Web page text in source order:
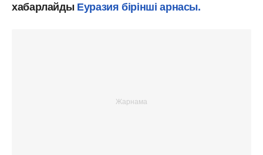
хабарлайды Еуразия бірінші арнасы.